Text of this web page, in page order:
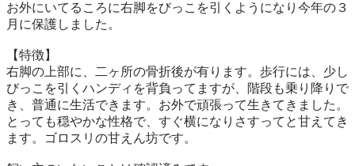
お外にいてるころに右脚をびっこを引くようになり今年の３
月に保護しました。
【特徴】
右脚の上部に、二ヶ所の骨折後が有ります。歩行には、少し
びっこを引くハンディを背負ってますが、階段も乗り降りで
き、普通に生活できます。お外で頑張って生きてきました。
とっても穏やかな性格で、すぐ横になりさすってと甘えてき
ます。ゴロスリの甘えん坊です。